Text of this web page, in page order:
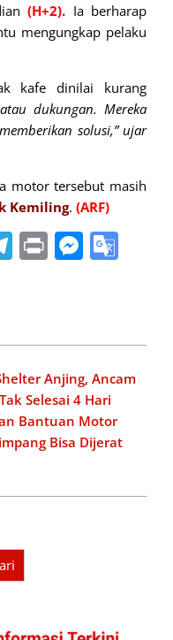
(H+2). Ia berharap
mengungkap pelaku
kafe dinilai kurang
dukungan. Mereka
solusi,” ujar
motor tersebut masih
Kemiling. (ARF)
Telegram
Print
Anjing, Ancam
Selesai 4 Hari
Bantuan Motor
Bisa Dijerat